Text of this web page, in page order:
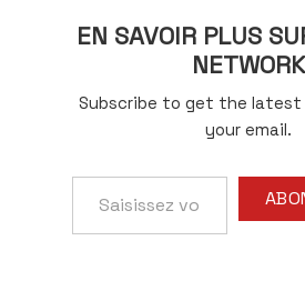
EN SAVOIR PLUS
NETWORK
Subscribe to get the
your email.
votre
adresse